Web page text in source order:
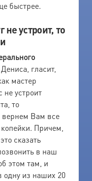
быстрее.
не устроит, то
гласит,
мастер
не устроит
то
Вам все
Причем,
сказать
в наш
этом там, и
одну из наших 20